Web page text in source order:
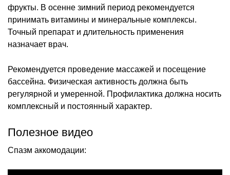
фрукты. В осенне зимний период рекомендуется
принимать витамины и минеральные комплексы.
Точный препарат и длительность применения
назначает врач.
Рекомендуется проведение массажей и посещение
бассейна. Физическая активность должна быть
регулярной и умеренной. Профилактика должна носить
комплексный и постоянный характер.
Полезное видео
Спазм аккомодации: